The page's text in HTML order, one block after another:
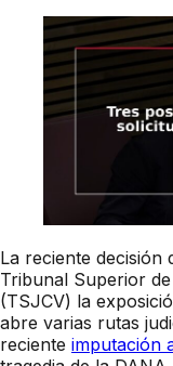
La reciente decisión
Tribunal Superior
(TSJCV) la
abre varias rutas
reciente imputación